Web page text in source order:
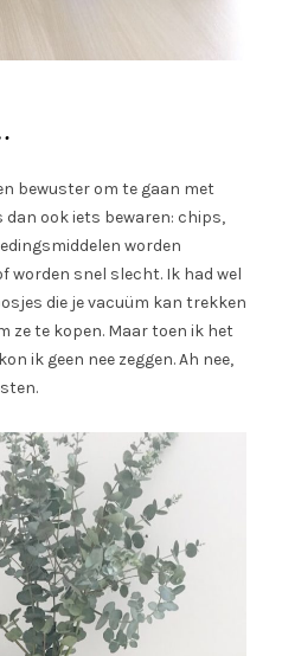
bewuster om te gaan met
dan ook iets bewaren: chips,
worden
worden snel slecht. Ik had wel
die je vacuüm kan trekken
ze te kopen. Maar toen ik het
ik geen nee zeggen. Ah nee,